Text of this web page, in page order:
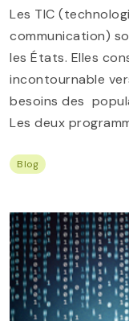
Les TIC
communication)
les États. Elles
incontournable
besoins des
Les deux
Blog